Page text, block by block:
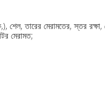
শেল, তারের মেরামতের, স্তর
মেরামত;